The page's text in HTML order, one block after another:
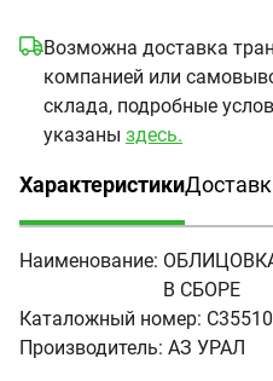
Возможна доставка
компанией или
склада, подробные
указаны здесь.
Характеристики
(активная вкладка)
Наименование:
В СБОРЕ
Каталожный номер:
Производитель: АЗ УРАЛ